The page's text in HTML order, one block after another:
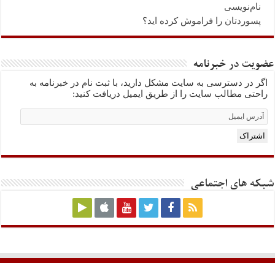
نام‌نویسی
پسوردتان را فراموش کرده اید؟
عضویت در خبرنامه
اگر در دسترسی به سایت مشکل دارید، با ثبت نام در خبرنامه به
راحتی مطالب سایت را از طریق ایمیل دریافت کنید:
Email
Subscription
اشتراک
شبکه های اجتماعی